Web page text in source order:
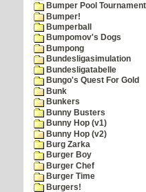
Bumper Pool Tournament
Bumper!
Bumperball
Bumpomov's Dogs
Bumpong
Bundesligasimulation
Bundesligatabelle
Bungo's Quest For Gold
Bunk
Bunkers
Bunny Busters
Bunny Hop (v1)
Bunny Hop (v2)
Burg Zarka
Burger Boy
Burger Chef
Burger Time
Burgers!